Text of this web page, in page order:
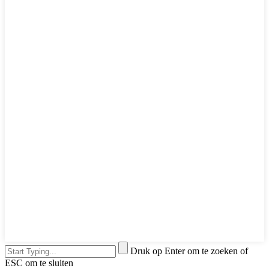
Druk op Enter om te zoeken of
ESC om te sluiten